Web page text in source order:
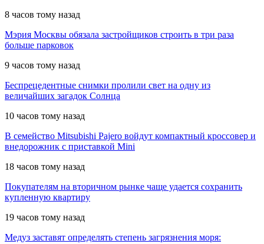
8 часов тому назад
Мэрия Москвы обязала застройщиков строить в три раза
больше парковок
9 часов тому назад
Беспрецедентные снимки пролили свет на одну из
величайших загадок Солнца
10 часов тому назад
В семейство Mitsubishi Pajero войдут компактный кроссовер и
внедорожник с приставкой Mini
18 часов тому назад
Покупателям на вторичном рынке чаще удается сохранить
купленную квартиру
19 часов тому назад
Медуз заставят определять степень загрязнения моря: